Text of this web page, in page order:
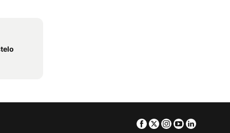
Facebook
TwitterInstagram
Youtube